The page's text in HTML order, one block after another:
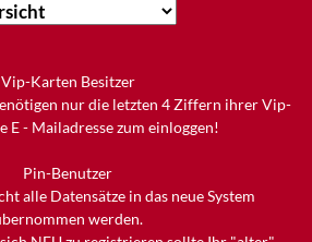
Vip-Karten Besitzer
nur die letzten 4 Ziffern ihrer Vip-
E - Mailadresse zum einloggen!
Pin-Benutzer
alle Datensätze in das neue System
werden.